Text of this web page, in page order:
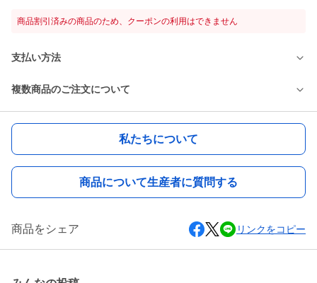
商品割引済みの商品のため、クーポンの利用はできません
支払い方法
複数商品のご注文について
私たちについて
商品について生産者に質問する
商品をシェア リンクをコピー